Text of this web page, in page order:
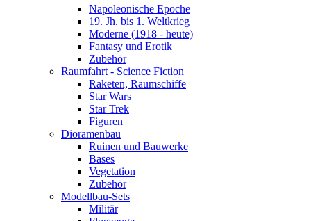
Napoleonische Epoche
19. Jh. bis 1. Weltkrieg
Moderne (1918 - heute)
Fantasy und Erotik
Zubehör
Raumfahrt - Science Fiction
Raketen, Raumschiffe
Star Wars
Star Trek
Figuren
Dioramenbau
Ruinen und Bauwerke
Bases
Vegetation
Zubehör
Modellbau-Sets
Militär